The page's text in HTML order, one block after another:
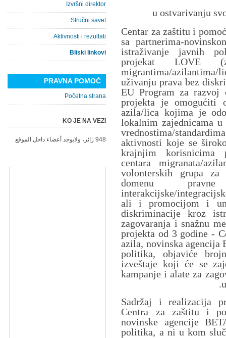
u ostvarivanju
Centar za zaštitu i
sa partnerima-
istraživanje javnih
projekat LOVE
migrantima/
uživanju prava bez
EU Program za
projekta je omogućiti
azila/lica kojima je
lokalnim zajednicama
vrednostima/
aktivnosti koje se
krajnjim korisnicima
centara migranata/
volonterskih grupa
domenu
interakcijske/
ali i promocijom i
diskriminacije kroz
zagovaranja i snažnu
projekta od 3 godine -
azila, novinska agencija
politika, objaviće
izveštaje koji će se
kampanje i alate za
Sadržaj i realizacija
Centra za zaštitu i
novinske agencije
politika, a ni u kom
Izvršni direktor
Stručni savet
Aktivnosti i rezultati
Bliski linkovi
PRAVNA POMOĆ
Početna strana
KO JE NA VEZI
948 زائر، ولايوجد أعضاء داخل الموقع